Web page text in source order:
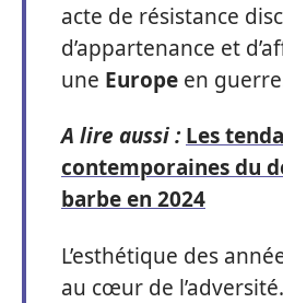
acte de résistance
d’appartenance et
une Europe en
A lire aussi : Les
contemporaines du
barbe en 2024
L’esthétique des
au cœur de